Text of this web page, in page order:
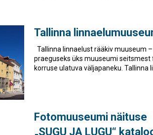
Tallinna
Tallinna linnaelust rääkiv muuseum
praeguseks üks muuseumi
korruse ulatuva väljapaneku. Tallinna
Fotomuuseumi näituse
„SUGU JA LUGU“